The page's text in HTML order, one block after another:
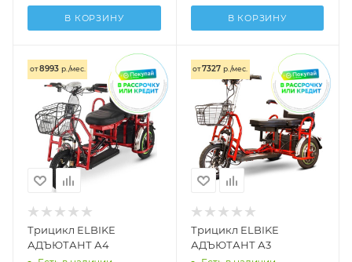
В КОРЗИНУ В КОРЗИНУ
от8993 р./мес.
Трицикл ELBIKE
АДЪЮТАНТ А4
от7327 р./мес.
Трицикл ELBIKE
АДЪЮТАНТ А3